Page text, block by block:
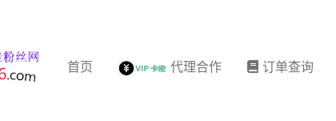
首页 代理合作 订单查询